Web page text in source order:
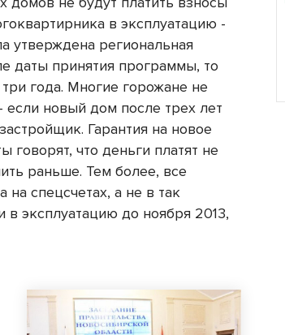
в эксплуатацию -
утверждена региональная
даты принятия программы, то
года. Многие горожане не
новый дом после трех лет
Гарантия на новое
говорят, что деньги платят не
раньше. Тем более, все
на спецсчетах, а не в так
эксплуатацию до ноября 2013,